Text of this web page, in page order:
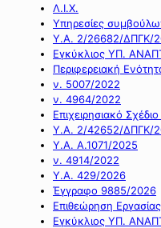
Λ.Ι.Χ.
Υπηρεσίες
Υ.Α. 2/26682/ΔΠΓΚ/
Εγκύκλιος ΥΠ.
Περιφερειακή
ν. 5007/2022
ν. 4964/2022
Επιχειρησιακό
Υ.Α. 2/42652/ΔΠΓΚ/
Υ.Α. Α.1071/2025
ν. 4914/2022
Υ.Α. 429/2026
Έγγραφο 9885/2026
Επιθεώρηση Εργασίας
Εγκύκλιος ΥΠ.